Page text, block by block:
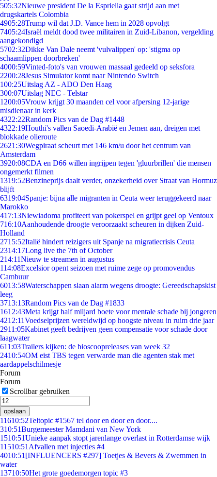
505:32Nieuwe president De la Espriella gaat strijd aan met
drugskartels Colombia
4905:28Trump wil dat J.D. Vance hem in 2028 opvolgt
7405:24Israël meldt dood twee militairen in Zuid-Libanon, vergelding
aangekondigd
5702:32Dikke Van Dale neemt 'vulvalippen' op: 'stigma op
schaamlippen doorbreken'
4000:59Vinted-foto's van vrouwen massaal gedeeld op seksfora
2200:28Jesus Simulator komt naar Nintendo Switch
100:25Uitslag AZ - ADO Den Haag
300:07Uitslag NEC - Telstar
1200:05Vrouw krijgt 30 maanden cel voor afpersing 12-jarige
misdienaar in kerk
4322:22Random Pics van de Dag #1448
4322:19Houthi's vallen Saoedi-Arabië en Jemen aan, dreigen met
blokkade olieroute
2621:30Wegpiraat scheurt met 146 km/u door het centrum van
Amsterdam
3920:08CDA en D66 willen ingrijpen tegen 'gluurbrillen' die mensen
ongemerkt filmen
1319:52Benzineprijs daalt verder, onzekerheid over Straat van Hormuz
blijft
6319:04Spanje: bijna alle migranten in Ceuta weer teruggekeerd naar
Marokko
417:13Niewiadoma profiteert van pokerspel en grijpt geel op Ventoux
716:10Aanhoudende droogte veroorzaakt scheuren in dijken Zuid-
Holland
2715:52Italië hindert reizigers uit Spanje na migratiecrisis Ceuta
2314:17Long live the 7th of October
214:11Nieuw te streamen in augustus
114:08Excelsior opent seizoen met ruime zege op promovendus
Cambuur
6013:58Waterschappen slaan alarm wegens droogte: Gereedschapskist
leeg
3713:13Random Pics van de Dag #1833
1612:43Meta krijgt half miljard boete voor mentale schade bij jongeren
4212:11Voedselprijzen wereldwijd op hoogste niveau in ruim drie jaar
2911:05Kabinet geeft bedrijven geen compensatie voor schade door
laagwater
611:03Trailers kijken: de bioscoopreleases van week 32
2410:54OM eist TBS tegen verwarde man die agenten stak met
aardappelschilmesje
Forum
Forum
Scrollbar gebruiken
opslaan
11610:52Teltopic #1567 tel door en door en door....
310:51Burgemeester Mamdani van New York
1510:51Unieke aanpak stopt jarenlange overlast in Rotterdamse wijk
11510:51 Afvallen met injecties #4
4010:51 [INFLUENCERS #297] Toetjes & Bevers & Zwemmen in
water
13710:50Het grote goedemorgen topic #3